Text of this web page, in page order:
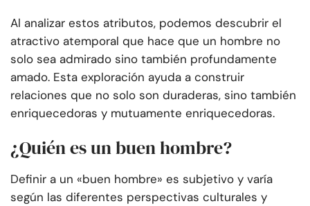
Al analizar estos atributos, podemos descubrir el
atractivo atemporal que hace que un hombre no
solo sea admirado sino también profundamente
amado. Esta exploración ayuda a construir
relaciones que no solo son duraderas, sino también
enriquecedoras y mutuamente enriquecedoras.
¿Quién es un buen hombre?
Definir a un «buen hombre» es subjetivo y varía
según las diferentes perspectivas culturales y